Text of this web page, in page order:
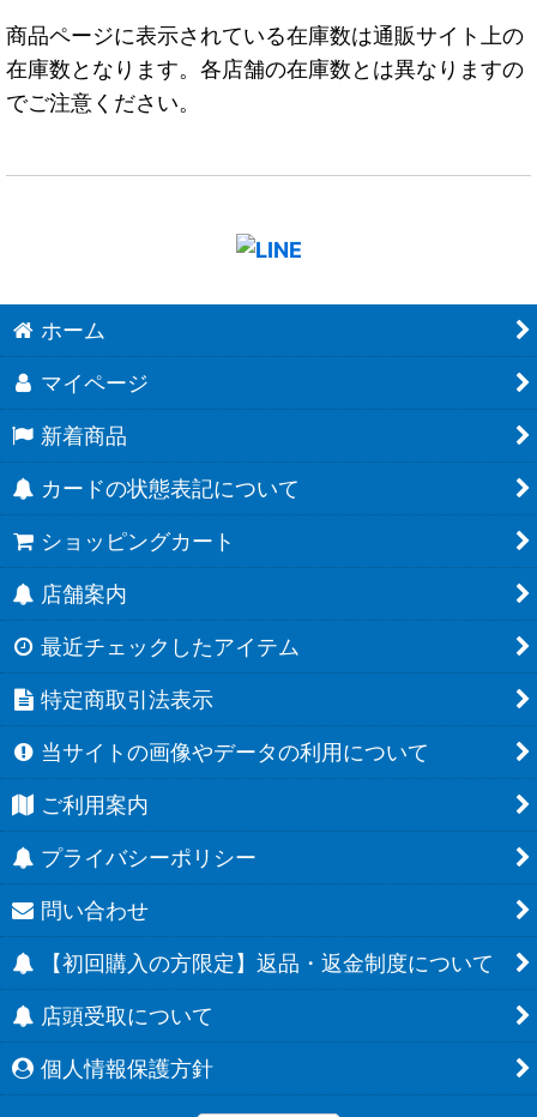
商品ページに表示されている在庫数は通販サイト上の
在庫数となります。各店舗の在庫数とは異なりますの
でご注意ください。
ホーム
マイページ
新着商品
カードの状態表記について
ショッピングカート
店舗案内
最近チェックしたアイテム
特定商取引法表示
当サイトの画像やデータの利用について
ご利用案内
プライバシーポリシー
問い合わせ
【初回購入の方限定】返品・返金制度について
店頭受取について
個人情報保護方針